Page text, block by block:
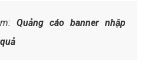
Quảng cáo banner nhập